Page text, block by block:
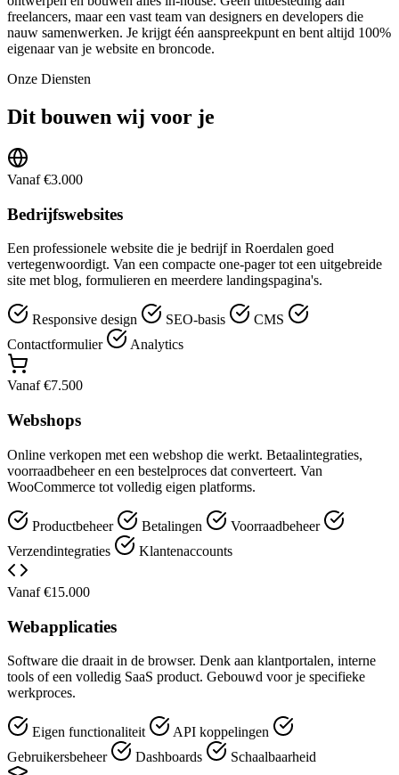
freelancers, maar een vast team van designers en developers die
nauw samenwerken. Je krijgt één aanspreekpunt en bent altijd 100%
eigenaar van je website en broncode.
Onze Diensten
Dit bouwen wij voor je
Vanaf €3.000
Bedrijfswebsites
Een professionele website die je bedrijf in Roerdalen goed
vertegenwoordigt. Van een compacte one-pager tot een uitgebreide
site met blog, formulieren en meerdere landingspagina's.
Responsive design SEO-basis
CMS
Contactformulier
Analytics
Vanaf €7.500
Webshops
Online verkopen met een webshop die werkt. Betaalintegraties,
voorraadbeheer en een bestelproces dat converteert. Van
WooCommerce tot volledig eigen platforms.
Productbeheer Betalingen
Voorraadbeheer
Verzendintegraties
Klantenaccounts
Vanaf €15.000
Webapplicaties
Software die draait in de browser. Denk aan klantportalen, interne
tools of een volledig SaaS product. Gebouwd voor je specifieke
werkproces.
Eigen functionaliteit
API koppelingen
Gebruikersbeheer
Dashboards Schaalbaarheid